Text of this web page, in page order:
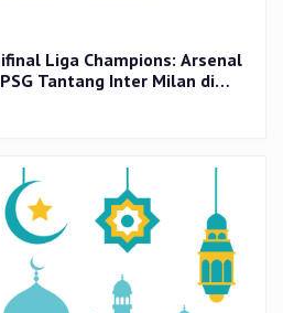
Liga Champions: Arsenal
Tantang Inter Milan di